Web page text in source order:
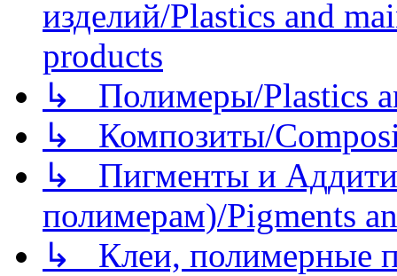
изделий/Plastics and
products
↳ Полимеры/Plastics
↳ Композиты/
↳ Пигменты и
полимерам)/Pigments
↳ Клеи, полимерные